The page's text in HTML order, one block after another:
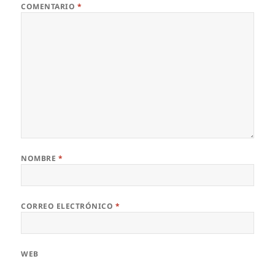
COMENTARIO *
NOMBRE *
CORREO ELECTRÓNICO *
WEB